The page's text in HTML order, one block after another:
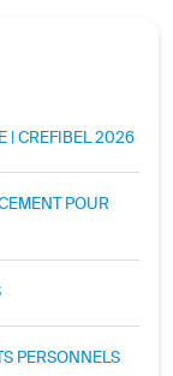
| CREFIBEL 2026
POUR
PERSONNELS